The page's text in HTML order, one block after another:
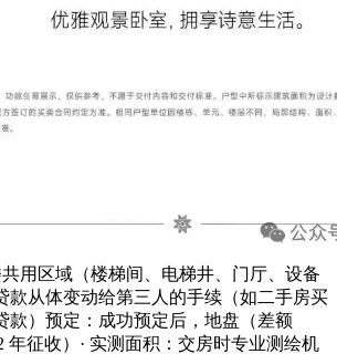
用区域（楼梯间、电梯井、门厅、设备
款从体变动给第三人的手续（如二手房买
款）预定：成功预定后，地盘（差额
年征收）· 实测面积：交房时专业测绘机